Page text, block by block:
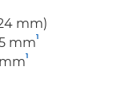
mm)
mm1
mm1